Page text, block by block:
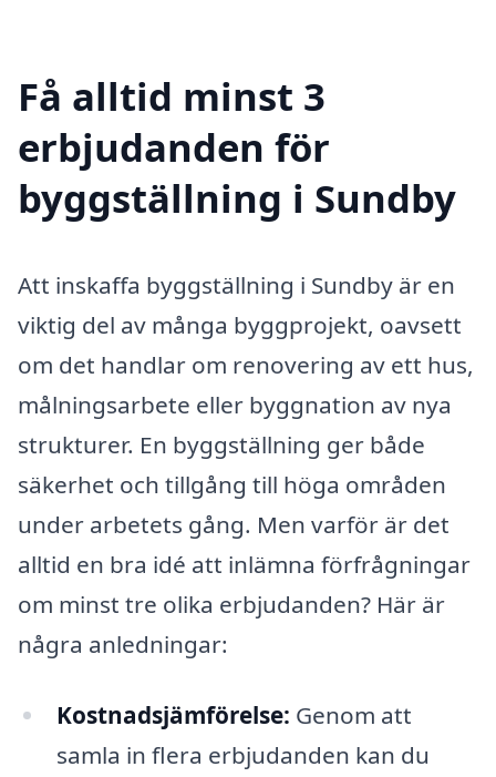
Få alltid minst 3
erbjudanden för
byggställning i Sundby
Att inskaffa byggställning i Sundby är en
viktig del av många byggprojekt, oavsett
om det handlar om renovering av ett hus,
målningsarbete eller byggnation av nya
strukturer. En byggställning ger både
säkerhet och tillgång till höga områden
under arbetets gång. Men varför är det
alltid en bra idé att inlämna förfrågningar
om minst tre olika erbjudanden? Här är
några anledningar:
Kostnadsjämförelse: Genom att
samla in flera erbjudanden kan du